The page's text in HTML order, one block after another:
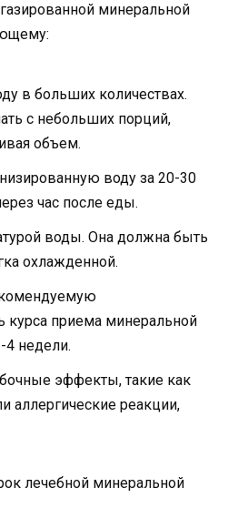
минеральной
в больших количествах.
с небольших порций,
объем.
воду за 20-30
час после еды.
воды. Она должна быть
охлажденной.
курса приема минеральной
4 недели.
эффекты, такие как
аллергические реакции,
лечебной минеральной